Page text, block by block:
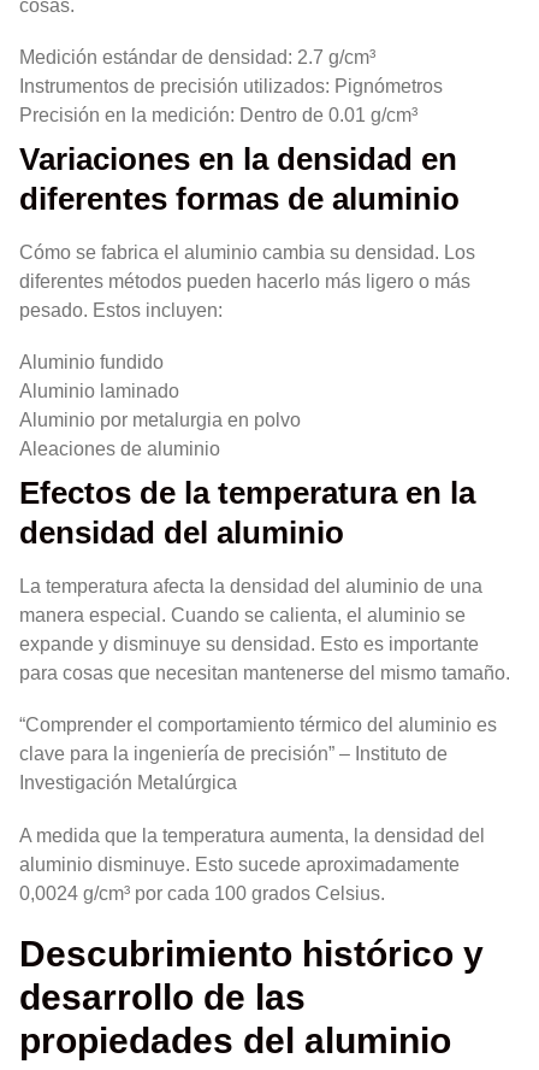
cosas.
Medición estándar de densidad: 2.7 g/cm³
Instrumentos de precisión utilizados: Pignómetros
Precisión en la medición: Dentro de 0.01 g/cm³
Variaciones en la densidad en
diferentes formas de aluminio
Cómo se fabrica el aluminio cambia su densidad. Los
diferentes métodos pueden hacerlo más ligero o más
pesado. Estos incluyen:
Aluminio fundido
Aluminio laminado
Aluminio por metalurgia en polvo
Aleaciones de aluminio
Efectos de la temperatura en la
densidad del aluminio
La temperatura afecta la densidad del aluminio de una
manera especial. Cuando se calienta, el aluminio se
expande y disminuye su densidad. Esto es importante
para cosas que necesitan mantenerse del mismo tamaño.
“Comprender el comportamiento térmico del aluminio es
clave para la ingeniería de precisión” – Instituto de
Investigación Metalúrgica
A medida que la temperatura aumenta, la densidad del
aluminio disminuye. Esto sucede aproximadamente
0,0024 g/cm³ por cada 100 grados Celsius.
Descubrimiento histórico y
desarrollo de las
propiedades del aluminio